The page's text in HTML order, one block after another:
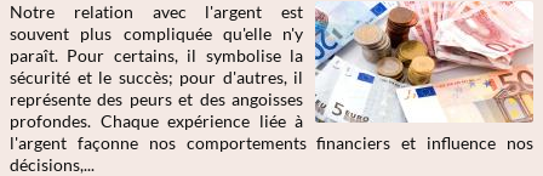
Notre relation avec l'argent est
souvent plus compliquée qu'elle n'y
paraît. Pour certains, il symbolise la
sécurité et le succès; pour d'autres, il
représente des peurs et des angoisses
profondes. Chaque expérience liée à
l'argent façonne nos comportements financiers et influence nos
décisions,...